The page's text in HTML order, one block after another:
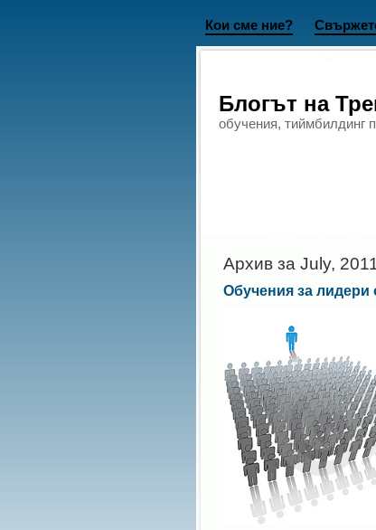
Кои сме ние?
Блогът на
обучения, тиймбилдинг
Архив за July,
Обучения за лидери